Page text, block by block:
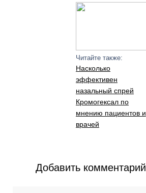
Читайте также:
Насколько
эффективен
назальный спрей
Кромогексал по
мнению пациентов и
врачей
Добавить комментарий